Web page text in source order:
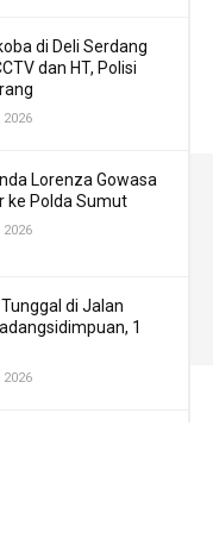
di Deli Serdang
dan HT, Polisi
2026
Lorenza Gowasa
ke Polda Sumut
2026
di Jalan
1
2026